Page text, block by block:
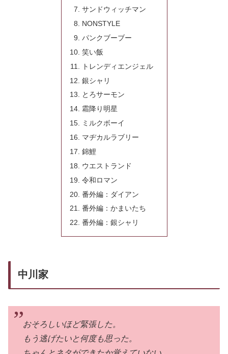
サンドウィッチマン
NONSTYLE
パンクブーブー
笑い飯
トレンディエンジェル
銀シャリ
とろサーモン
霜降り明星
ミルクボーイ
マヂカルラブリー
錦鯉
ウエストランド
令和ロマン
番外編：ダイアン
番外編：かまいたち
番外編：銀シャリ
中川家
おそろしいほど緊張した。
もう逃げたいと何度も思った。